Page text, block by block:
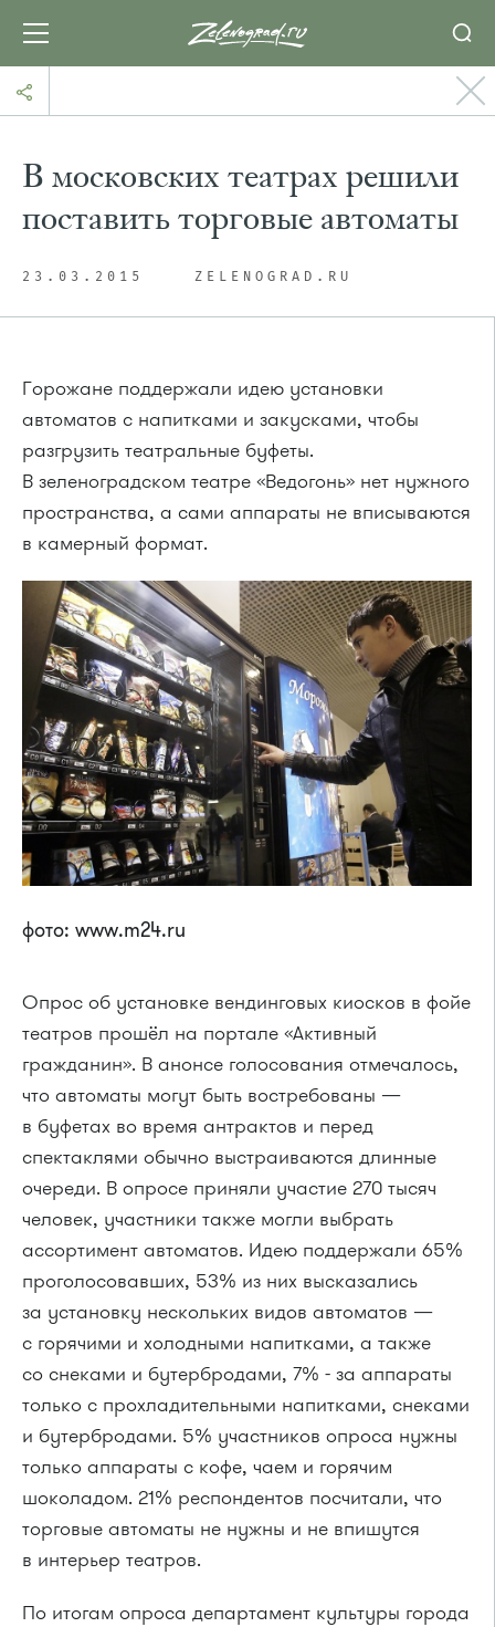
В московских театрах решили
поставить торговые автоматы
23.03.2015 ZELENOGRAD.RU
Горожане поддержали идею установки
автоматов с напитками и закусками, чтобы
разгрузить театральные буфеты.
В зеленоградском театре «Ведогонь» нет нужного
пространства, а сами аппараты не вписываются
в камерный формат.
фото: www.m24.ru
Опрос об установке вендинговых киосков в фойе
театров прошёл на портале «Активный
гражданин». В анонсе голосования отмечалось,
что автоматы могут быть востребованы —
в буфетах во время антрактов и перед
спектаклями обычно выстраиваются длинные
очереди. В опросе приняли участие 270 тысяч
человек, участники также могли выбрать
ассортимент автоматов. Идею поддержали 65%
проголосовавших, 53% из них высказались
за установку нескольких видов автоматов —
с горячими и холодными напитками, а также
со снеками и бутербродами, 7% - за аппараты
только с прохладительными напитками, снеками
и бутербродами. 5% участников опроса нужны
только аппараты с кофе, чаем и горячим
шоколадом. 21% респондентов посчитали, что
торговые автоматы не нужны и не впишутся
в интерьер театров.
По итогам опроса департамент культуры города